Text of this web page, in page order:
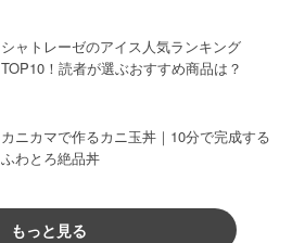
シャトレーゼのアイス人気ランキング
TOP10！読者が選ぶおすすめ商品は？
カニカマで作るカニ玉丼｜10分で完成する
ふわとろ絶品丼
もっと見る